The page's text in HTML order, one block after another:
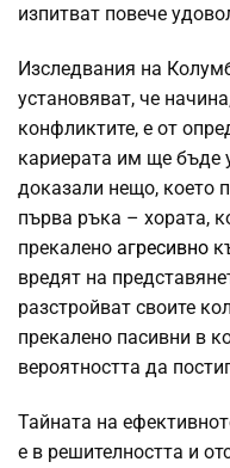
изпитват повече
Изследвания на
установяват, че
конфликтите, е от
кариерата им ще бъде
доказали нещо, което
първа ръка – хората,
прекалено агресивно
вредят на
разстройват своите
прекалено пасивни в
вероятността да
Тайната на
е в решителността и